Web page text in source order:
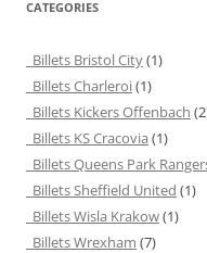
CATEGORIES
Billets Bristol City(1)
Billets Charleroi(1)
Billets Kickers Offenbach
Billets KS Cracovia (1)
Billets Queens Park
Billets Sheffield United (1)
Billets Wisla Krakow(1)
Billets Wrexham (7)